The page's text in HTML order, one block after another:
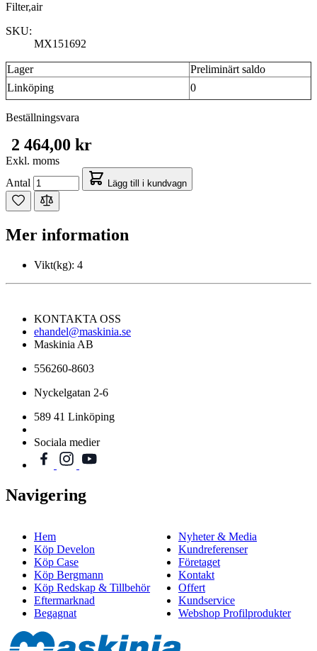
Filter,air
SKU:
MX151692
Lager
Preliminärt saldo
Linköping
0
Beställningsvara
2 464,00 kr
Exkl. moms
Antal
Lägg till i kundvagn
Mer information
Vikt(kg): 4
KONTAKTA OSS
ehandel@maskinia.se
Maskinia AB
556260-8603
Nyckelgatan 2-6
589 41 Linköping
Sociala medier
Navigering
Hem
Köp Develon
Köp Case
Köp Bergmann
Köp Redskap & Tillbehör
Eftermarknad
Begagnat
Nyheter & Media
Kundreferenser
Företaget
Kontakt
Offert
Kundservice
Webshop Profilprodukter